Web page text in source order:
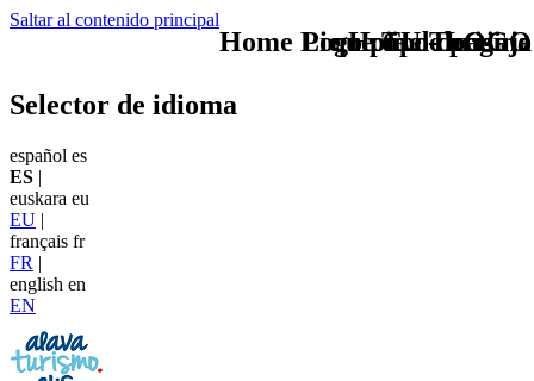
Saltar al contenido principal
TU - LOGO
Selector de idioma
español es
ES |
euskara eu
EU |
français fr
FR |
english en
EN
que tipo de viaje
Home Logo pie de página
Pie Home Turismo